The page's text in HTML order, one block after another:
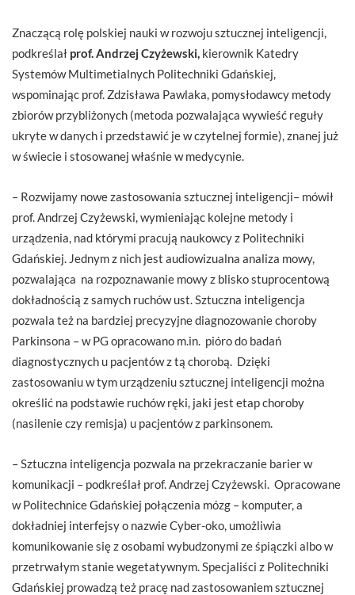
Znaczącą rolę polskiej nauki w rozwoju sztucznej inteligencji,
podkreślał prof. Andrzej Czyżewski, kierownik Katedry
Systemów Multimetialnych Politechniki Gdańskiej,
wspominając prof. Zdzisława Pawlaka, pomysłodawcy metody
zbiorów przybliżonych (metoda pozwalająca wywieść reguły
ukryte w danych i przedstawić je w czytelnej formie), znanej już
w świecie i stosowanej właśnie w medycynie.
– Rozwijamy nowe zastosowania sztucznej inteligencji– mówił
prof. Andrzej Czyżewski, wymieniając kolejne metody i
urządzenia, nad którymi pracują naukowcy z Politechniki
Gdańskiej. Jednym z nich jest audiowizualna analiza mowy,
pozwalająca na rozpoznawanie mowy z blisko stuprocentową
dokładnością z samych ruchów ust. Sztuczna inteligencja
pozwala też na bardziej precyzyjne diagnozowanie choroby
Parkinsona – w PG opracowano m.in. pióro do badań
diagnostycznych u pacjentów z tą chorobą. Dzięki
zastosowaniu w tym urządzeniu sztucznej inteligencji można
określić na podstawie ruchów ręki, jaki jest etap choroby
(nasilenie czy remisja) u pacjentów z parkinsonem.
– Sztuczna inteligencja pozwala na przekraczanie barier w
komunikacji – podkreślał prof. Andrzej Czyżewski. Opracowane
w Politechnice Gdańskiej połączenia mózg – komputer, a
dokładniej interfejsy o nazwie Cyber-oko, umożliwia
komunikowanie się z osobami wybudzonymi ze śpiączki albo w
przetrwałym stanie wegetatywnym. Specjaliści z Politechniki
Gdańskiej prowadzą też pracę nad zastosowaniem sztucznej